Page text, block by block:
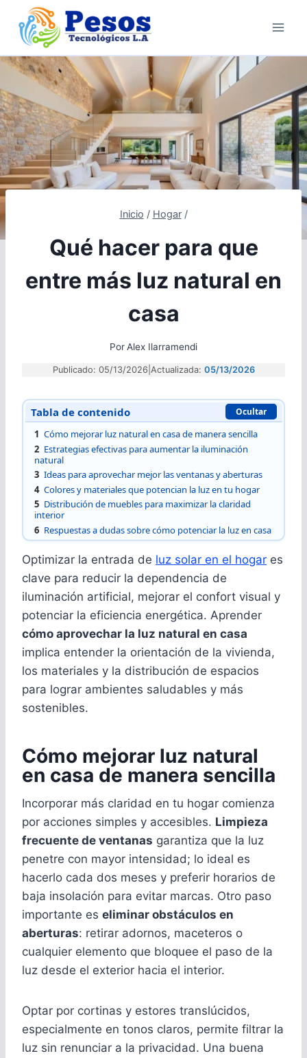
Saltar
contenido
Inicio / Hogar /
Qué hacer para que
entre más luz natural en
casa
PorAlex Ilarramendi
Publicado: 05/13/2026 Actualizada: 05/13/2026
Tabla de contenido Ocultar
1 Cómo mejorar luz natural en casa de manera sencilla
2 Estrategias efectivas para aumentar la iluminación
natural
3 Ideas para aprovechar mejor las ventanas y aberturas
4 Colores y materiales que potencian la luz en tu hogar
5 Distribución de muebles para maximizar la claridad
interior
6 Respuestas a dudas sobre cómo potenciar la luz en casa
Optimizar la entrada de luz solar en el hogar es
clave para reducir la dependencia de
iluminación artificial, mejorar el confort visual y
potenciar la eficiencia energética. Aprender
cómo aprovechar la luz natural en casa
implica entender la orientación de la vivienda,
los materiales y la distribución de espacios
para lograr ambientes saludables y más
sostenibles.
Cómo mejorar luz natural
en casa de manera sencilla
Incorporar más claridad en tu hogar comienza
por acciones simples y accesibles. Limpieza
frecuente de ventanas garantiza que la luz
penetre con mayor intensidad; lo ideal es
hacerlo cada dos meses y preferir horarios de
baja insolación para evitar marcas. Otro paso
importante es eliminar obstáculos en
aberturas: retirar adornos, maceteros o
cualquier elemento que bloquee el paso de la
luz desde el exterior hacia el interior.
Optar por cortinas y estores translúcidos,
especialmente en tonos claros, permite filtrar la
luz sin renunciar a la privacidad. Una buena